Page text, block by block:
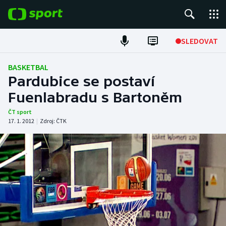
SLEDOVAT
Fotbal
Hokej
Tenis
Atletika
Cyklistika
DALŠÍ SPORTY
Americký fotbal
NEPŘEHLÉDNĚTE
BASKETBAL
Pardubice se postaví
Fuenlabradu s Bartoněm
ČT sport
17. 1. 2012 | Zdroj: ČTK